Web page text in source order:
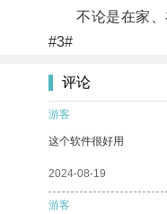
不论是在家、在
#3#
评论
游客
这个软件很好用
2024-08-19
游客